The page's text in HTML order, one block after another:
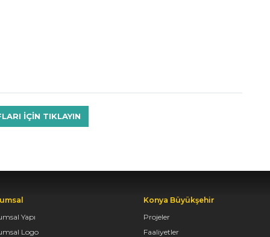
IÇIN TIKLAYIN
Yapı
Logo
Konya Büyükşehir
Projeler
Faaliyetler